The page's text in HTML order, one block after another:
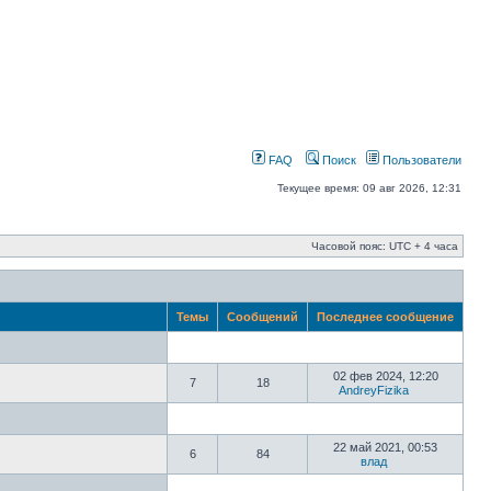
FAQ Поиск Пользователи
Текущее время: 09 авг 2026, 12:31
Часовой пояс: UTC + 4 часа
Темы Сообщений Последнее сообщение
7 18
02 фев 2024, 12:20
AndreyFizika
6 84
22 май 2021, 00:53
влад